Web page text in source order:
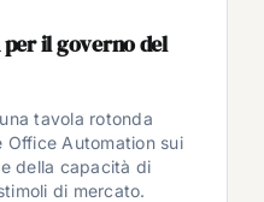
per il governo del
tavola rotonda
Office Automation sui
della capacità di
di mercato.